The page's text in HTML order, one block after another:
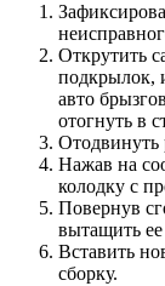
Открутить
подкрылок,
авто
отогнуть в
Нажав на
колодку с
Повернув
вытащить ее
Вставить
сборку.